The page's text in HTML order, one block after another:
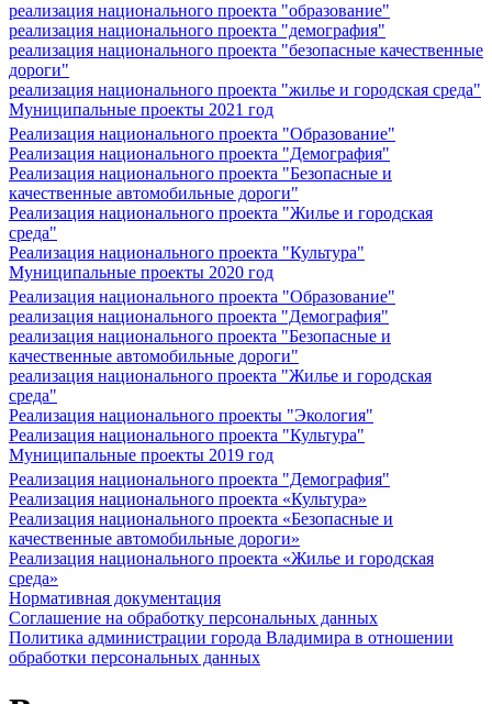
реализация национального проекта "образование"
реализация национального проекта "демография"
реализация национального проекта "безопасные качественные
дороги"
реализация национального проекта "жилье и городская среда"
Муниципальные проекты 2021 год
Реализация национального проекта "Образование"
Реализация национального проекта "Демография"
Реализация национального проекта "Безопасные и
качественные автомобильные дороги"
Реализация национального проекта "Жилье и городская
среда"
Реализация национального проекта "Культура"
Муниципальные проекты 2020 год
Реализация национального проекта "Образование"
реализация национального проекта "Демография"
реализация национального проекта "Безопасные и
качественные автомобильные дороги"
реализация национального проекта "Жилье и городская
среда"
Реализация национального проекты "Экология"
Реализация национального проекта "Культура"
Муниципальные проекты 2019 год
Реализация национального проекта "Демография"
Реализация национального проекта «Культура»
Реализация национального проекта «Безопасные и
качественные автомобильные дороги»
Реализация национального проекта «Жилье и городская
среда»
Нормативная документация
Соглашение на обработку персональных данных
Политика администрации города Владимира в отношении
обработки персональных данных